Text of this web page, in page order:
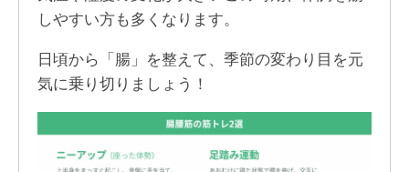
しやすい方も多くなります。
日頃から「腸」を整えて、季節の変わり目を元
気に乗り切りましょう！